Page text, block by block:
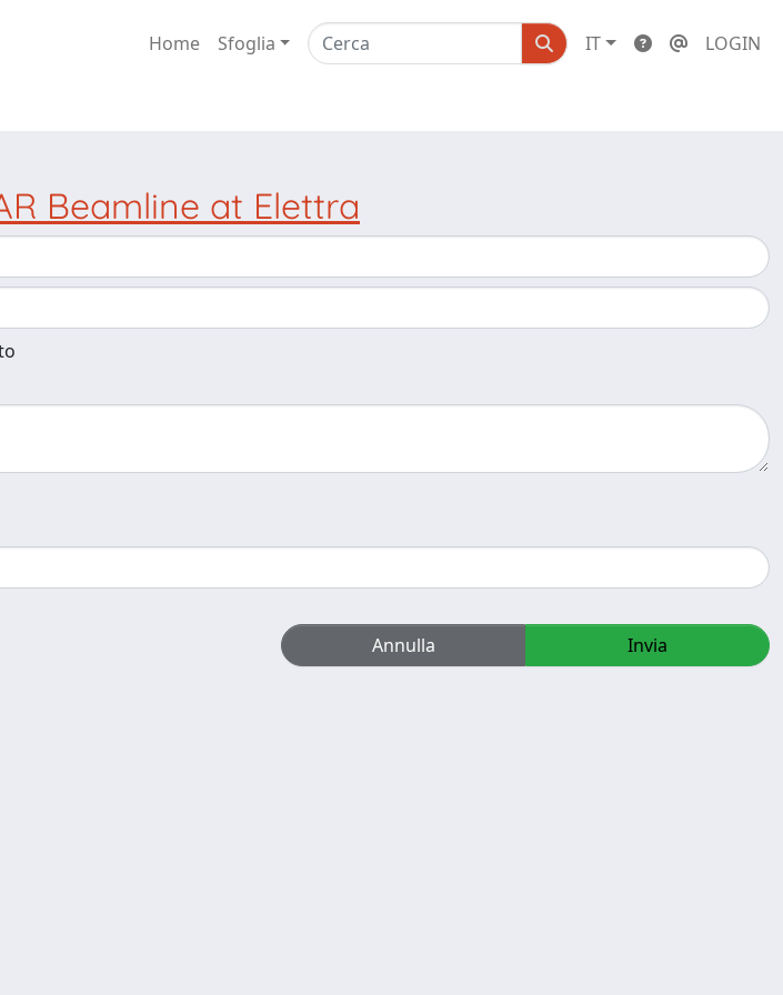
Home Sfoglia IT LOGIN
Beamline at Elettra
Annulla Invia